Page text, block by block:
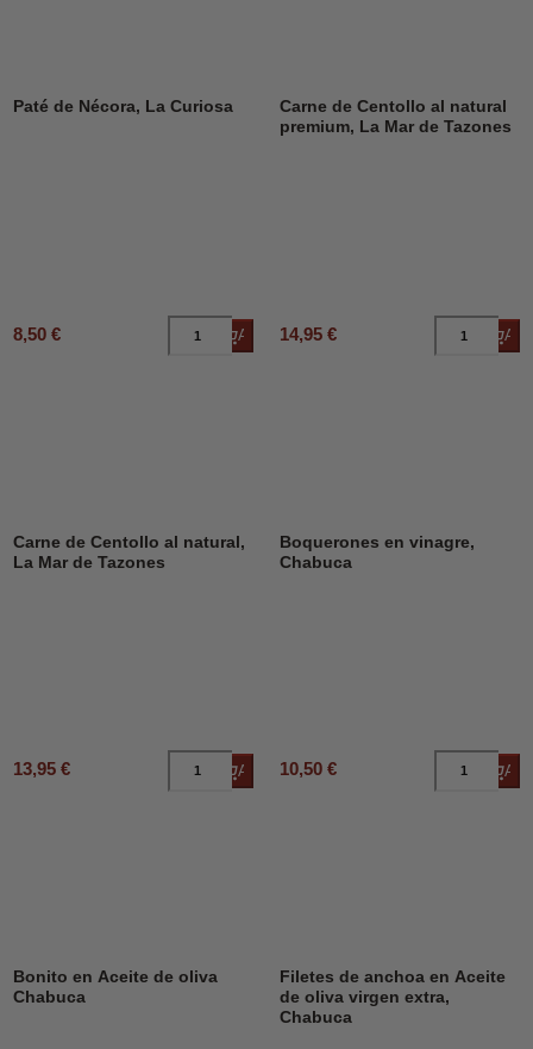
Paté de Nécora, La Curiosa
8,50 € Añadir al carrito
Carne de Centollo al natural
premium, La Mar de Tazones
14,95 €
Carne de Centollo al natural,
La Mar de Tazones
13,95 € Añadir al carrito
Boquerones en vinagre,
Chabuca
10,50 €
Bonito en Aceite de oliva
Chabuca
Filetes de anchoa en Aceite
de oliva virgen extra,
Chabuca